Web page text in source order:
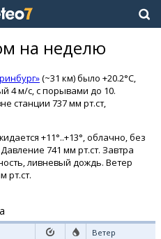
на неделю
(~31 км) было +20.2°C,
4 м/с, с порывами до 10.
станции 737 мм рт.ст,
+11°..+13°, облачно, без
741 мм рт.ст. Завтра
ливневый дождь. Ветер
рт.ст.
Ветер